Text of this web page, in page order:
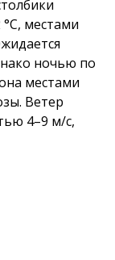
местами
ночью по
местами
Ветер
4–9 м/с,